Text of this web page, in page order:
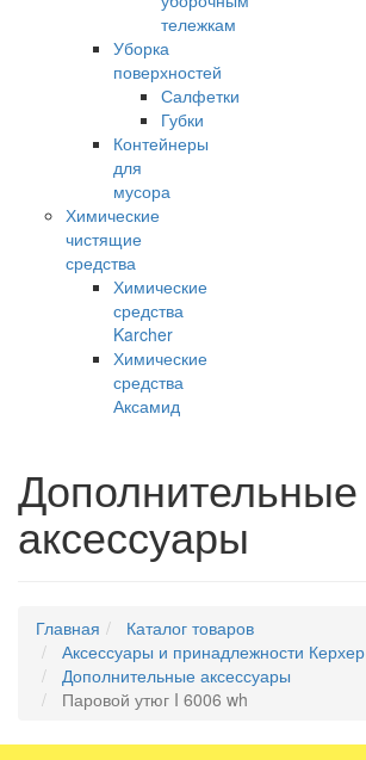
тележкам
Уборка
поверхностей
Салфетки
Губки
Контейнеры
для
мусора
Химические
чистящие
средства
Химические
средства
Karcher
Химические
средства
Аксамид
Дополнительные
аксессуары
Главная
Каталог товаров
Аксессуары и принадлежности Керхер
Дополнительные аксессуары
Паровой утюг I 6006 wh